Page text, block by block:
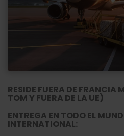
RESIDE FUERA DE
TOM Y FUERA DE LA UE)
ENTREGA EN TODO EL
INTERNATIONAL: